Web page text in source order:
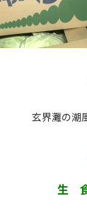
玄界灘の潮
生